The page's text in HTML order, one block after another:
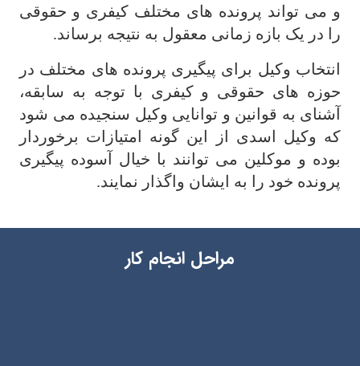
و می تواند پرونده های مختلف کیفری و حقوقی
را در یک بازه زمانی معقول به نتیجه برساند.
انتخاب وکیل برای پیگیری پرونده های مختلف در
حوزه های حقوقی و کیفری با توجه به سابقه،
آشنای به قوانین و توانایی وکیل سنجیده می شود
که وکیل اسدی از این گونه امتیازات برخوردار
بوده و موکلین می توانند با خیال آسوده پیگیری
پرونده خود را به ایشان واگذار نمایند.
مراحل انجام کار